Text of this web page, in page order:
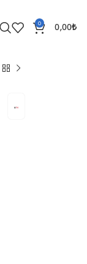
0 0,00₺